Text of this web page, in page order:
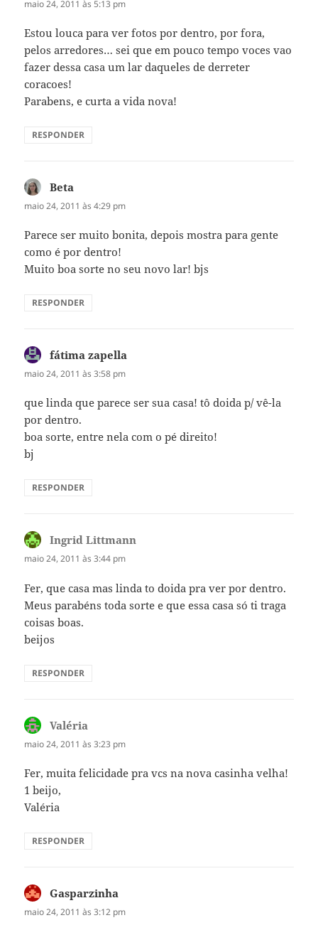
maio 24, 2011 às 5:13 pm
Estou louca para ver fotos por dentro, por fora,
pelos arredores… sei que em pouco tempo voces vao
fazer dessa casa um lar daqueles de derreter
coracoes!
Parabens, e curta a vida nova!
RESPONDER
Beta
maio 24, 2011 às 4:29 pm
Parece ser muito bonita, depois mostra para gente
como é por dentro!
Muito boa sorte no seu novo lar! bjs
RESPONDER
fátima zapella
maio 24, 2011 às 3:58 pm
que linda que parece ser sua casa! tô doida p/ vê-la
por dentro.
boa sorte, entre nela com o pé direito!
bj
RESPONDER
Ingrid Littmann
maio 24, 2011 às 3:44 pm
Fer, que casa mas linda to doida pra ver por dentro.
Meus parabéns toda sorte e que essa casa só ti traga
coisas boas.
beijos
RESPONDER
Valéria
maio 24, 2011 às 3:23 pm
Fer, muita felicidade pra vcs na nova casinha velha!
1 beijo,
Valéria
RESPONDER
Gasparzinha
maio 24, 2011 às 3:12 pm